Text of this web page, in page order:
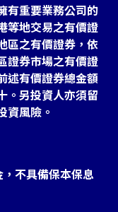
有重要業務公司的
等地交易之有價證
區之有價證券，依
證券市場之有價證
述有價證券總金額
。另投資人亦須留
資風險。
不具備保本保息